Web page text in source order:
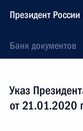
Президент России
Банк документов
Указ
от 21.01.2020